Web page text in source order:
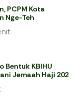
PCPM Kota
Nge-Teh
Bentuk KBIHU
Jemaah Haji 202